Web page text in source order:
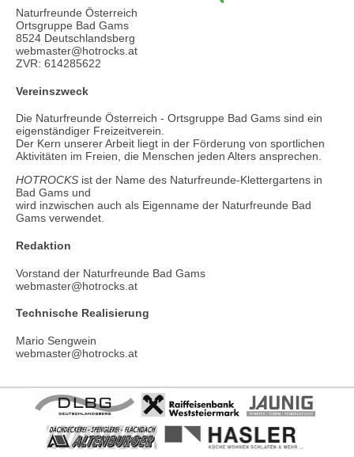
Naturfreunde Österreich
Ortsgruppe Bad Gams
8524 Deutschlandsberg
webmaster@hotrocks.at
ZVR: 614285622
Vereinszweck
Die Naturfreunde Österreich - Ortsgruppe Bad Gams sind ein
eigenständiger Freizeitverein.
Der Kern unserer Arbeit liegt in der Förderung von sportlichen
Aktivitäten im Freien, die Menschen jeden Alters ansprechen.
HOTROCKS ist der Name des Naturfreunde-Klettergartens in
Bad Gams und
wird inzwischen auch als Eigenname der Naturfreunde Bad
Gams verwendet.
Redaktion
Vorstand der Naturfreunde Bad Gams
webmaster@hotrocks.at
Technische Realisierung
Mario Sengwein
webmaster@hotrocks.at